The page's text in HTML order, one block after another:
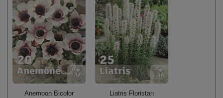
Anemoon Bicolor Liatris Floristan